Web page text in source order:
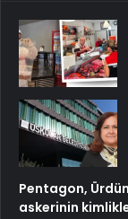
Pentagon,
askerinin